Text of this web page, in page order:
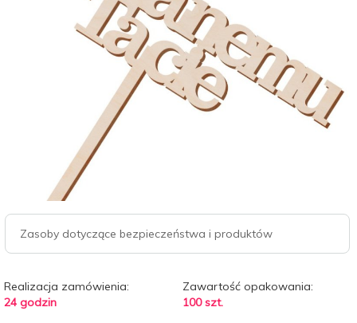
Zasoby dotyczące bezpieczeństwa i produktów
Realizacja zamówienia:
24 godzin
Zawartość opakowania:
100 szt.